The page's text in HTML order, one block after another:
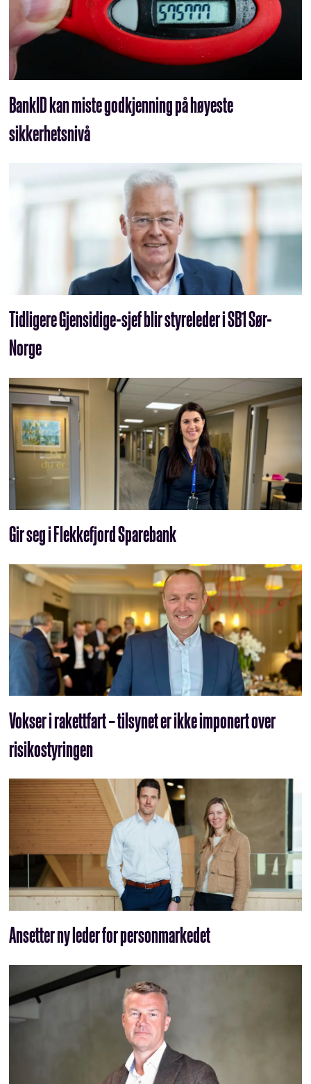
BankID kan miste godkjenning på høyeste
sikkerhetsnivå
Tidligere Gjensidige-sjef blir styreleder i SB1 Sør-
Norge
Gir seg i Flekkefjord Sparebank
Vokser i rakettfart – tilsynet er ikke imponert over
risikostyringen
Ansetter ny leder for personmarkedet